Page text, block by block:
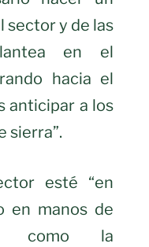
sector y de las
en el
hacia el
anticipar a los
sierra”.
esté “en
en manos de
como la